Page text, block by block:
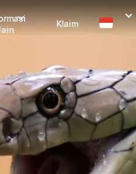
Tentang kami
Klaim